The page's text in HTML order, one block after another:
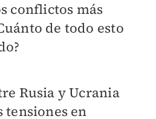
conflictos más
de todo esto
Rusia y Ucrania
tensiones en